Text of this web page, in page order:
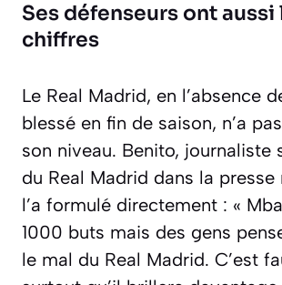
Ses défenseurs ont aussi
chiffres
Le Real Madrid, en l’absence
blessé en fin de saison, n’a
son niveau. Benito, journaliste
du Real Madrid dans la presse
l’a formulé directement : «
1000 buts mais des gens
le mal du Real Madrid. C’est